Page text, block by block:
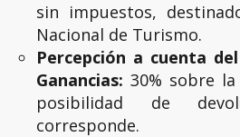
sin impuestos,
Nacional de Turismo.
Percepción a cuenta
Ganancias: 30% sobre
posibilidad de
corresponde.